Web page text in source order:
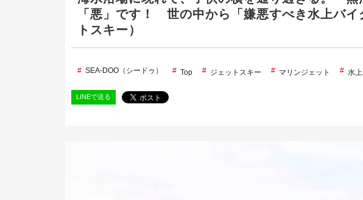
「悪」です！ 世の中から「嫌悪すべき水上バ
トスキー）
SEA-DOO（シードゥ） Top ジェットスキー マリンジェット 水
LINEで送る